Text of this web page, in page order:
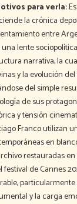
para verla:
la crónica
entre
lente
narrativa, la
y la evolución
del simple
de sus
y tensión
Franco utilizan
en
restauradas
festival de Cannes
y la carga